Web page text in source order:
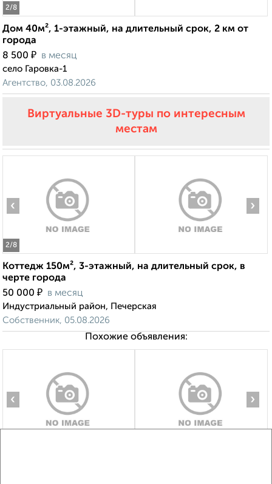
2/8
Дом 40м², 1-этажный, на длительный срок, 2 км от
города
8 500 ₽ в месяц
село Гаровка-1
Агентство, 03.08.2026
Виртуальные 3D-туры по интересным
местам
2/8
‹ ›
Коттедж 150м², 3-этажный, на длительный срок, в
черте города
50 000 ₽ в месяц
Индустриальный район, Печерская
Собственник, 05.08.2026
Похожие объявления:
‹ ›